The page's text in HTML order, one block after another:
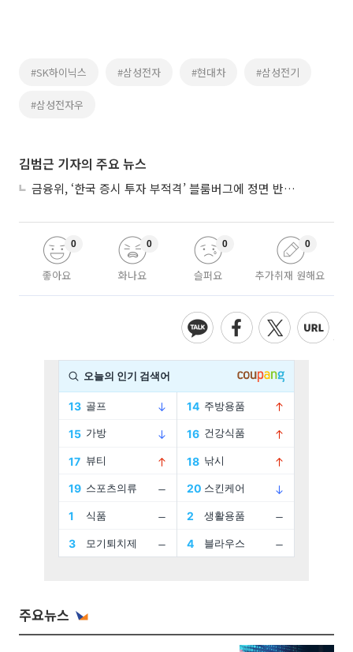
#SK하이닉스 #삼성전자 #현대차 #삼성전기
#삼성전자우
김범근 기자의 주요 뉴스
금융위, ‘한국 증시 투자 부적격’ 블룸버그에 정면 반박…“근거 불분명”
좋아요
0
화나요
0
슬퍼요
0
추가취재 원해요
0
주요뉴스